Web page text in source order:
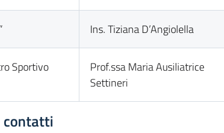
Ins. Tiziana D’Angiolella
Sportivo
Prof.ssa Maria Ausiliatrice
Settineri
contatti